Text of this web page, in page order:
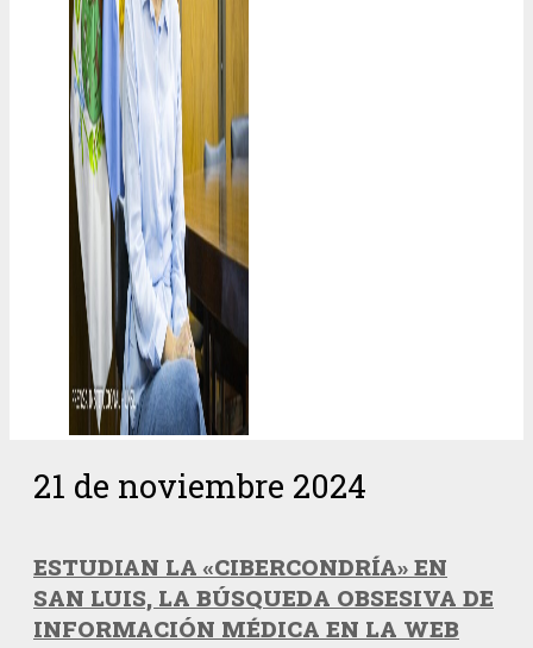
21 de noviembre 2024
ESTUDIAN LA «CIBERCONDRÍA» EN
SAN LUIS, LA BÚSQUEDA OBSESIVA DE
INFORMACIÓN MÉDICA EN LA WEB